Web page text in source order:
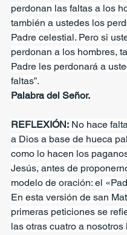
perdonan las faltas a los
también a ustedes los
Padre celestial. Pero si
perdonan a los hombres,
Padre les perdonará a
faltas”.
Palabra del Señor.
REFLEXIÓN: No hace
a Dios a base de hueca
como lo hacen los
Jesús, antes de
modelo de oración: el
En esta versión de san
primeras peticiones se
las otras cuatro a nosotros